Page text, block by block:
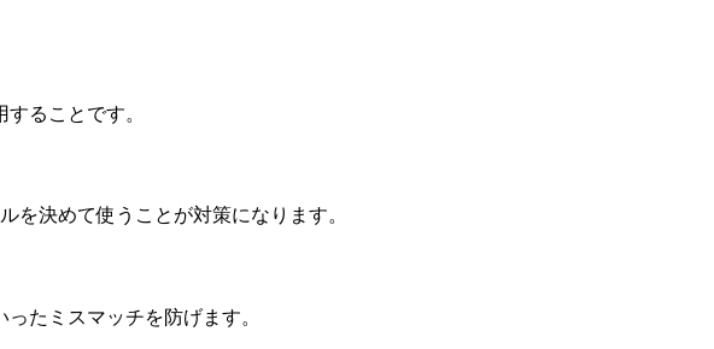
ることです。
決めて使うことが対策になります。
たミスマッチを防げます。